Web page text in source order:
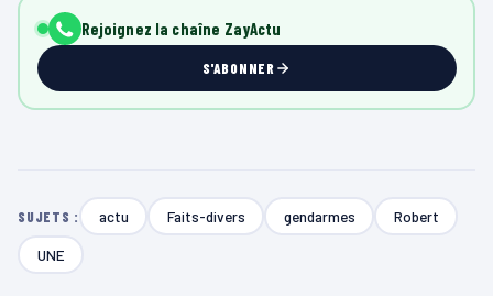
Rejoignez la chaîne ZayActu
S'ABONNER
SUJETS : actu Faits-divers gendarmes Robert
UNE